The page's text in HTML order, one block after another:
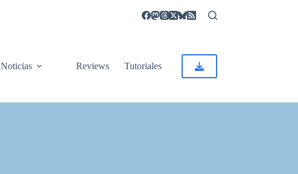
Noticias Reviews Tutoriales